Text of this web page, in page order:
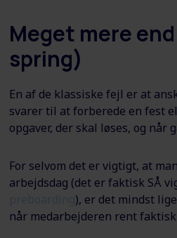
Meget mere
spring)
En af de klassiske fejl er at
svarer til at forberede en fest
opgaver, der skal løses, og når
For selvom det er vigtigt, at
arbejdsdag (det er faktisk SÅ
), er det mindst
når medarbejderen rent